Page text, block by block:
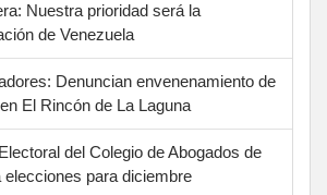
Nuestra prioridad será la
de Venezuela
Denuncian envenenamiento de
El Rincón de La Laguna
del Colegio de Abogados de
para diciembre